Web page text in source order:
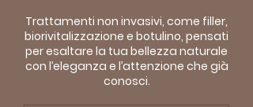
Trattamenti non invasivi, come filler,
biorivitalizzazione e botulino, pensati
per esaltare la tua bellezza naturale
con l’eleganza e l’attenzione che già
conosci.